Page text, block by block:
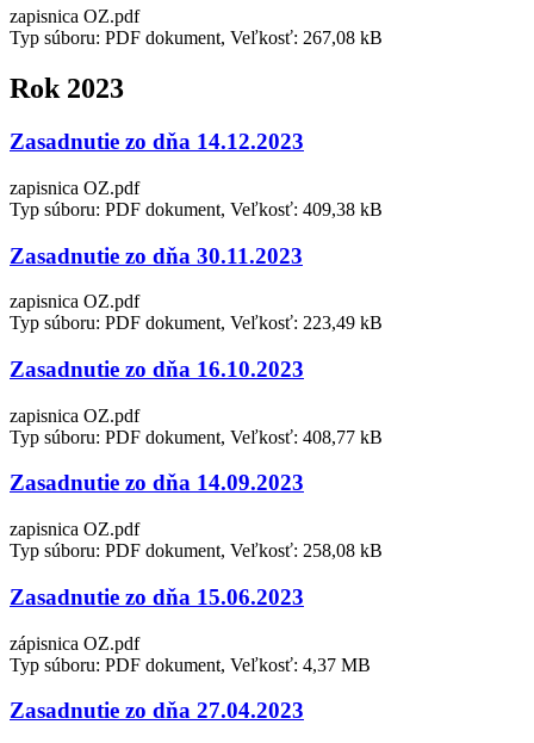
zapisnica OZ.pdf
Typ súboru: PDF dokument, Veľkosť: 267,08 kB
Rok 2023
Zasadnutie zo dňa 14.12.2023
zapisnica OZ.pdf
Typ súboru: PDF dokument, Veľkosť: 409,38 kB
Zasadnutie zo dňa 30.11.2023
zapisnica OZ.pdf
Typ súboru: PDF dokument, Veľkosť: 223,49 kB
Zasadnutie zo dňa 16.10.2023
zapisnica OZ.pdf
Typ súboru: PDF dokument, Veľkosť: 408,77 kB
Zasadnutie zo dňa 14.09.2023
zapisnica OZ.pdf
Typ súboru: PDF dokument, Veľkosť: 258,08 kB
Zasadnutie zo dňa 15.06.2023
zápisnica OZ.pdf
Typ súboru: PDF dokument, Veľkosť: 4,37 MB
Zasadnutie zo dňa 27.04.2023